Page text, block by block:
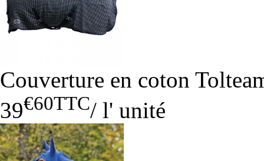
Couverture en coton
39€60TTC/ l' unité